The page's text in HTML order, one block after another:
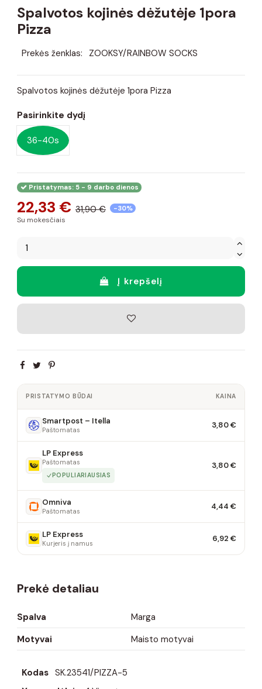
Spalvotos kojinės dėžutėje 1pora
Pizza
Prekės ženklas: ZOOKSY/RAINBOW SOCKS
Spalvotos kojinės dėžutėje 1pora Pizza
Pasirinkite dydį
36-40s
Pristatymas: 5 - 9 darbo dienos
22,33 € 31,90 € -30%
Su mokesčiais
Į krepšelį
PRISTATYMO BŪDAI KAINA
Smartpost – Itella
Paštomatas 3,80 €
LP Express
Paštomatas
POPULIARIAUSIAS
3,80 €
Omniva
Paštomatas 4,44 €
LP Express
Kurjeris į namus 6,92 €
Prekė detaliau
Spalva
Marga
Motyvai
Maisto motyvai
Kodas SK.23541/PIZZA-5